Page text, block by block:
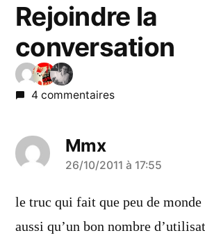
Rejoindre la
conversation
4 commentaires
Mmx
a
dit :
26/10/2011 à 17:55
le truc qui fait que peu de monde
aussi qu’un bon nombre